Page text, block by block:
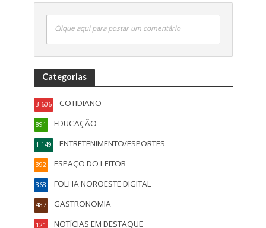
Clique aqui para postar um comentário
Categorias
COTIDIANO
3.606
EDUCAÇÃO
891
ENTRETENIMENTO/ESPORTES
1.149
ESPAÇO DO LEITOR
392
FOLHA NOROESTE DIGITAL
368
GASTRONOMIA
487
NOTÍCIAS EM DESTAQUE
121